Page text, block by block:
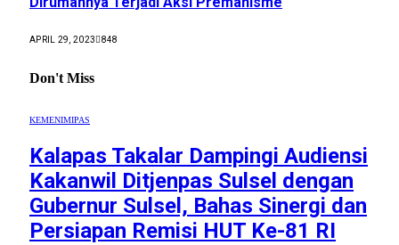
APRIL 29, 2023 848
Don't Miss
KEMENIMIPAS
Kalapas Takalar Dampingi Audiensi
Kakanwil Ditjenpas Sulsel dengan
Gubernur Sulsel, Bahas Sinergi dan
Persiapan Remisi HUT Ke-81 RI